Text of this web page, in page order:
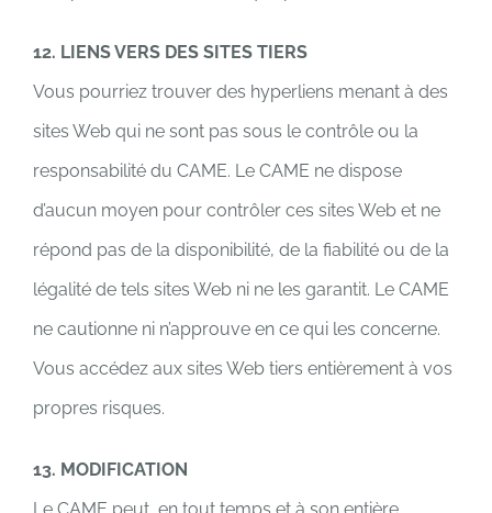
12. LIENS VERS DES SITES TIERS
Vous pourriez trouver des hyperliens menant à des
sites Web qui ne sont pas sous le contrôle ou la
responsabilité du CAME. Le CAME ne dispose
d’aucun moyen pour contrôler ces sites Web et ne
répond pas de la disponibilité, de la fiabilité ou de la
légalité de tels sites Web ni ne les garantit. Le CAME
ne cautionne ni n’approuve en ce qui les concerne.
Vous accédez aux sites Web tiers entièrement à vos
propres risques.
13. MODIFICATION